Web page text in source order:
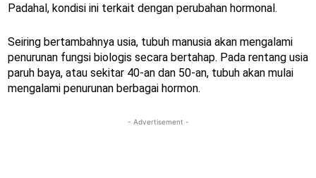
Padahal, kondisi ini terkait dengan perubahan hormonal.
Seiring bertambahnya usia, tubuh manusia akan mengalami
penurunan fungsi biologis secara bertahap. Pada rentang usia
paruh baya, atau sekitar 40-an dan 50-an, tubuh akan mulai
mengalami penurunan berbagai hormon.
- Advertisement -